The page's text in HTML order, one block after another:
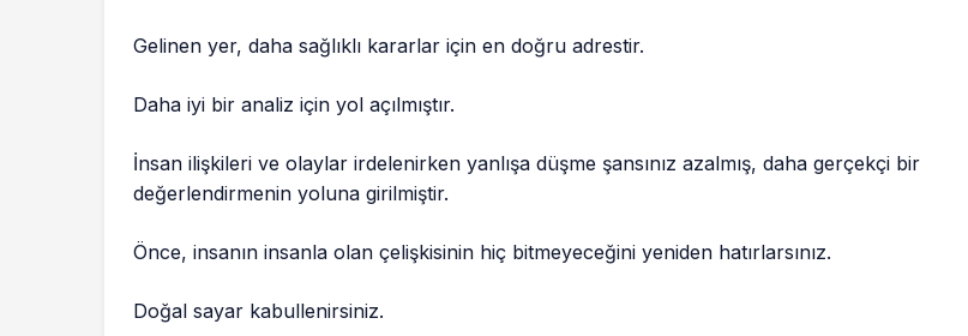
Gelinen yer, daha sağlıklı kararlar için en doğru adrestir.
Daha iyi bir analiz için yol açılmıştır.
İnsan ilişkileri ve olaylar irdelenirken yanlışa düşme şansınız azalmış, daha gerçekçi bir
değerlendirmenin yoluna girilmiştir.
Önce, insanın insanla olan çelişkisinin hiç bitmeyeceğini yeniden hatırlarsınız.
Doğal sayar kabullenirsiniz.